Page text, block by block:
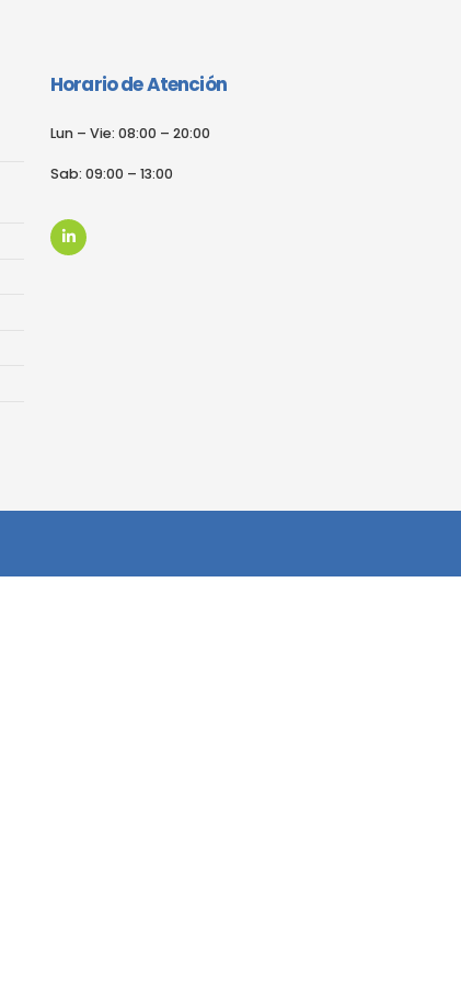
Horario de Atención
Lun – Vie: 08:00 – 20:00
Sab: 09:00 – 13:00